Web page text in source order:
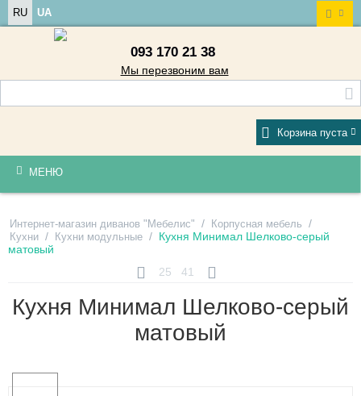
RU UA
093 170 21 38
Мы перезвоним вам
Корзина пуста
МЕНЮ
Интернет-магазин диванов "Мебелис" / Корпусная мебель /
Кухни / Кухни модульные / Кухня Минимал Шелково-серый
матовый
25
41
Кухня Минимал Шелково-серый
матовый